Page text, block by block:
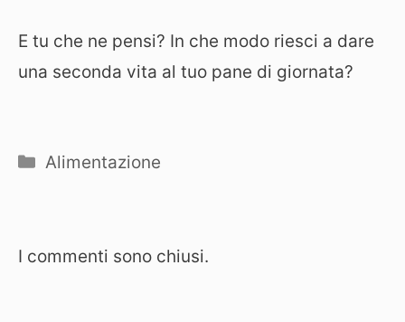
E tu che ne pensi? In che modo riesci a dare
una seconda vita al tuo pane di giornata?
Categorie
Alimentazione
I commenti sono chiusi.